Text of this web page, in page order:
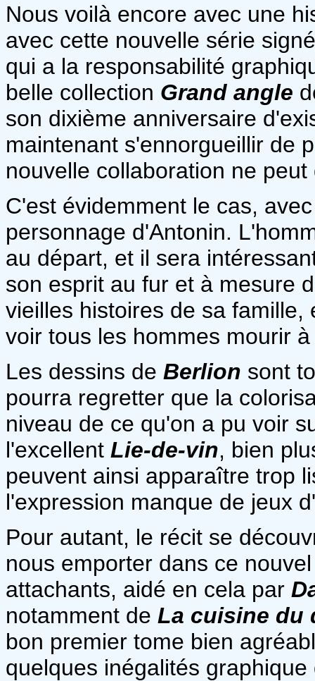
Nous voilà encore avec une
avec cette nouvelle série
qui a la responsabilité
belle collection Grand angle
son dixième anniversaire
maintenant s'ennorgueillir de
nouvelle collaboration ne
C'est évidemment le cas,
personnage d'Antonin.
au départ, et il sera
son esprit au fur et à mesure
vieilles histoires de sa
voir tous les hommes mourir
Les dessins de Berlion sont
pourra regretter que la
niveau de ce qu'on a pu voir
l'excellent Lie-de-vin, bien
peuvent ainsi apparaître trop
l'expression manque de jeux
Pour autant, le récit se
nous emporter dans ce
attachants, aidé en cela par
notamment de La cuisine du
bon premier tome bien
quelques inégalités